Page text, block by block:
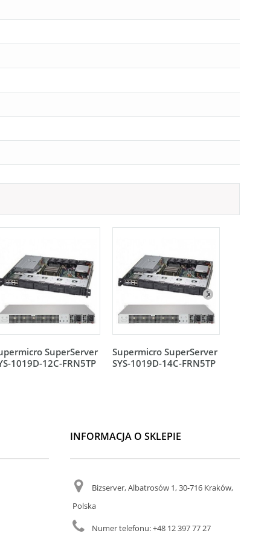
SuperServer
1019D-12C-FRN5TP
Supermicro SuperServer
SYS-1019D-14C-FRN5TP
INFORMACJA O SKLEPIE
Bizserver, Albatrosów 1, 30-716 Kraków,
Polska
Numer telefonu:+48 12 397 77 27